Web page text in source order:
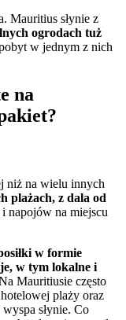
Mauritius słynie z
ogrodach tuż
w jednym z nich
na
niż na wielu innych
plażach, z dala od
napojów na miejscu
w formie
w tym lokalne i
Mauritiusie często
plaży oraz
słynie. Co